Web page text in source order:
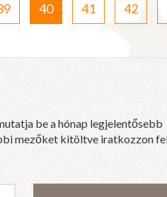
40 41 42
be a hónap legjelentősebb
mezőket kitöltve iratkozzon